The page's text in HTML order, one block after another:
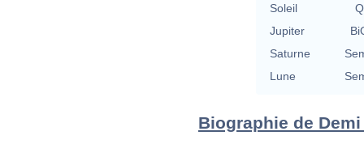
Soleil
Jupiter
Saturne
Lune
Biographie de